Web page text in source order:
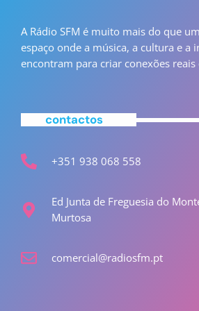
A Rádio SFM é muito mais do que
espaço onde a música, a cultura e a
encontram para criar conexões
contactos
+351 938 068 558
Ed Junta de Freguesia do
Murtosa
comercial@radiosfm.pt